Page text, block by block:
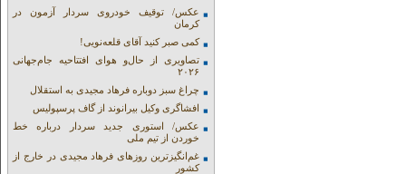
عکس/ توقیف خودروی سردار آزمون در
کرمان
کمی صبر کنید آقای قلعه‌نویی!
تصاویری از حال‌و هوای افتتاحیه جام‌جهانی
۲۰۲۶
چراغ سبز دوباره فرهاد مجیدی به استقلال
افشاگری وکیل بیرانوند از گاف‌ پرسپولیس
عکس/ استوری جدید سردار درباره خط
خوردن از تیم ملی
غم‌انگیزترین روزهای فرهاد مجیدی در خارج از
کشور